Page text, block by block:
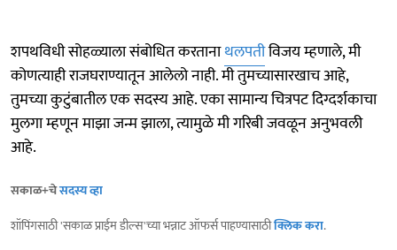
शपथविधी सोहळ्याला संबोधित करतानाथलपतीविजय म्हणाले, मी
कोणत्याही राजघराण्यातून आलेलो नाही. मी तुमच्यासारखाच आहे,
तुमच्या कुटुंबातील एक सदस्य आहे. एका सामान्य चित्रपट दिग्दर्शकाचा
मुलगा म्हणून माझा जन्म झाला, त्यामुळे मी गरिबी जवळून अनुभवली
आहे.
सकाळ+चेसदस्य व्हा
शॉपिंगसाठी 'सकाळ प्राईम डील्स'च्या भन्नाट ऑफर्स पाहण्यासाठीक्लिक करा.